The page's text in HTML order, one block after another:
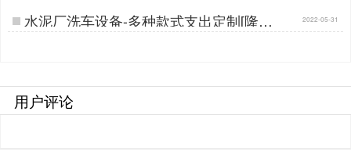
水泥厂洗车设备-多种款式支出定制[隆茂
鑫晟]…
2022-05-31
用户评论